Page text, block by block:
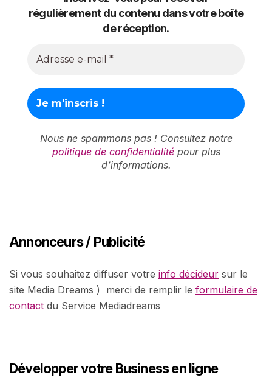
régulièrement du contenu dans votre boîte
de réception.
Nous ne spammons pas ! Consultez notre
politique de confidentialitépour plus
d’informations.
Annonceurs / Publicité
Si vous souhaitez diffuser votre info décideur sur le
site Media Dreams ) merci de remplir le formulaire de
contact du Service Mediadreams
Développer votre Business en ligne